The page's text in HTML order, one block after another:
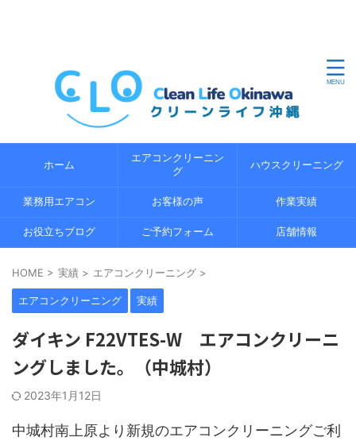
ホーム
エアコンクリーニン
グ
ハウスクリーニング
業務用エアコン お客様の声 作業実績
お役立ちブログ ご予約フォーム 店舗情報
HOME > 実績 > エアコンクリーニング >
エアコンクリーニング 実績
ダイキン F22VTES-W エアコンクリーニ
ングしました。（中城村）
2023年1月12日
中城村南上原より新規のエアコンクリーニングご利